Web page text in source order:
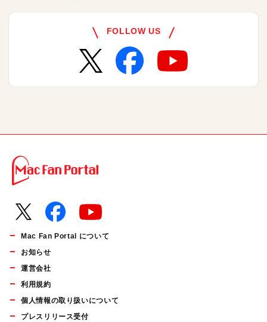
FOLLOW US
Mac Fan Portal について
お知らせ
運営会社
利用規約
個人情報の取り扱いについて
プレスリリース受付